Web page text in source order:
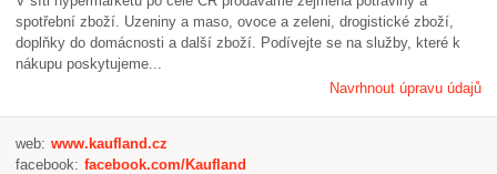
spotřební zboží. Uzeniny a maso, ovoce a zeleni, drogistické zboží,
doplňky do domácnosti a další zboží. Podívejte se na služby, které k
nákupu poskytujeme...
Navrhnout úpravu údajů
web: www.kaufland.cz
facebook: facebook.com/Kaufland